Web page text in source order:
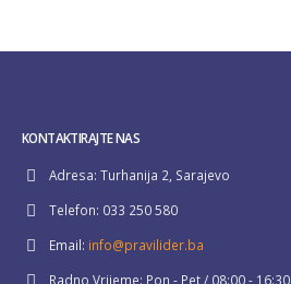
KONTAKTIRAJTE NAS
Adresa: Turhanija 2, Sarajevo
Telefon: 033 250 580
Email: info@pravilider.ba
Radno Vrijeme: Pon - Pet / 08:00 - 16:30